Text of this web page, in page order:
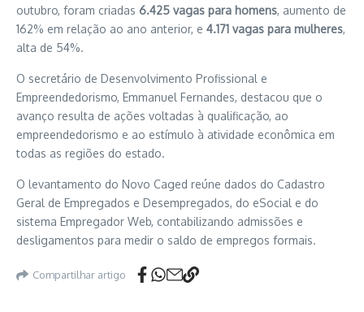
outubro, foram criadas 6.425 vagas para homens, aumento de
162% em relação ao ano anterior, e 4.171 vagas para mulheres,
alta de 54%.
O secretário de Desenvolvimento Profissional e
Empreendedorismo, Emmanuel Fernandes, destacou que o
avanço resulta de ações voltadas à qualificação, ao
empreendedorismo e ao estímulo à atividade econômica em
todas as regiões do estado.
O levantamento do Novo Caged reúne dados do Cadastro
Geral de Empregados e Desempregados, do eSocial e do
sistema Empregador Web, contabilizando admissões e
desligamentos para medir o saldo de empregos formais.
Compartilhar artigo